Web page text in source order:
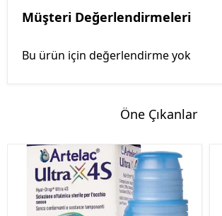
Müşteri Değerlendirmeleri
Bu ürün için değerlendirme yok
Öne Çıkanlar